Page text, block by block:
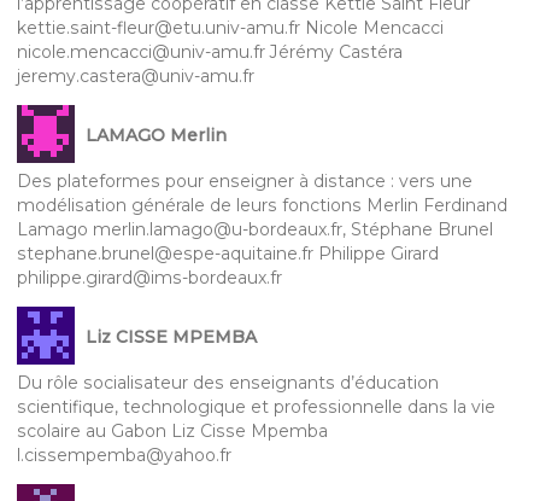
kettie.saint-fleur@etu.univ-amu.fr Nicole Mencacci
nicole.mencacci@univ-amu.fr Jérémy Castéra
jeremy.castera@univ-amu.fr
LAMAGO Merlin
Des plateformes pour enseigner à distance : vers une
modélisation générale de leurs fonctions Merlin Ferdinand
Lamago merlin.lamago@u-bordeaux.fr, Stéphane Brunel
stephane.brunel@espe-aquitaine.fr Philippe Girard
philippe.girard@ims-bordeaux.fr
Liz CISSE MPEMBA
Du rôle socialisateur des enseignants d’éducation
scientifique, technologique et professionnelle dans la vie
scolaire au Gabon Liz Cisse Mpemba
l.cissempemba@yahoo.fr